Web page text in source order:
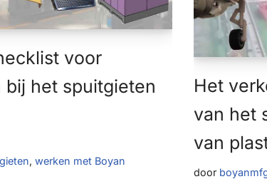
voor
het spuitgieten
,werken met Boyan
Het
van het
van
door